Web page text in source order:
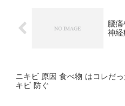
腰
神経
ニキビ 原因 食べ物 はコレだっ
キビ 防ぐ